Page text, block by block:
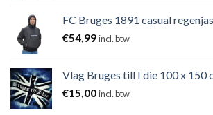
FC Bruges 1891 casual regenjas
€54,99incl. btw
Vlag Bruges till I die 100 x 150
€15,00incl. btw